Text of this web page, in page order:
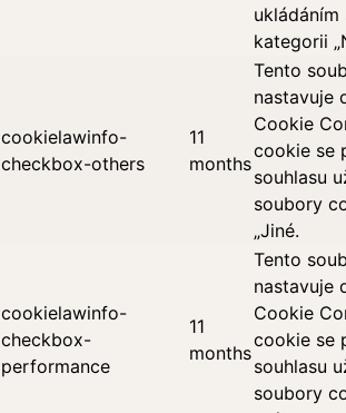
kategorii
cookielawinfo-
checkbox-others
11
months
Tento
nastavuje
Cookie
cookie se
souhlasu
soubory
„Jiné.
cookielawinfo-
checkbox-
performance
11
months
Tento
nastavuje
Cookie
cookie se
souhlasu
soubory